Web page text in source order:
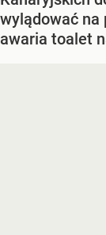
wylądować na
awaria toalet